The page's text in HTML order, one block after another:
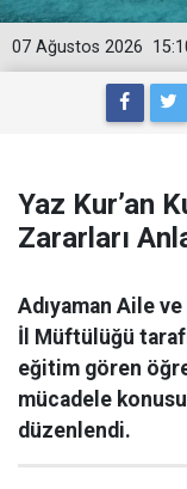
07 Ağustos 2026
Yaz Kur’an
Zararları
Adıyaman Aile
İl Müftülüğü
eğitim gören
mücadele
düzenlendi.